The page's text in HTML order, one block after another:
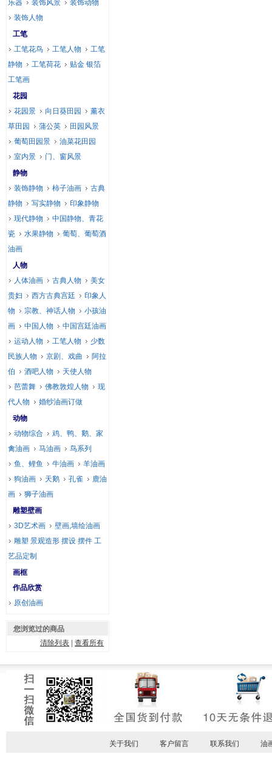
乐器 装饰风景
装饰动物
装饰人物
工笔
工笔花鸟
工笔人物
工笔
静物
工笔荷花
贴金 银箔
工笔画
花园
花园景
向日葵田园
薰衣
草田园
蒲公英
田园风景
葡萄田园景
油菜花田园
室内景
门、窗风景
静物
装饰静物
柿子油画
古典
静物
写实静物
印象静物
现代静物
中国静物、青花
瓷
水果静物
葡萄、葡萄酒
油画
人物
人体油画
古典人物
美女
贵妇
西方古典宫廷
印象人
物
宗教、神话人物
小孩油
画
中国人物
中国宫廷油画
运动人物
工笔人物
少数
民族人物
京剧、戏曲
阿拉
伯
酒吧人物
天使人物
芭蕾舞
佛教敦煌人物
现
代人物
婚纱油画订做
动物
动物综合
鸡、鸭、鹅、家
禽油画
马油画
鸟系列
鱼、鲤鱼
牛油画
羊油画
狗油画
天鹅 孔雀
鹿油
画
狮子油画
雕塑壁画
3D艺术画
壁画,墙绘油画
雕塑 景观造形 摆设 摆件 工
艺品定制
画框
作品欣赏
原创油画
您浏览过的商品
清除列表 |查看所有
关于我们 客户留言 联系我们 油